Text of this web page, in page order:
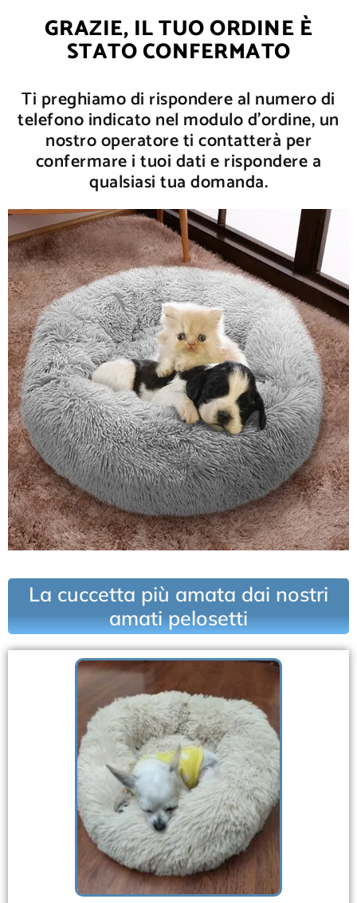
GRAZIE, IL TUO ORDINE È
STATO CONFERMATO
Ti preghiamo di rispondere al numero di
telefono indicato nel modulo d'ordine, un
nostro operatore ti contatterà per
confermare i tuoi dati e rispondere a
qualsiasi tua domanda.
La cuccetta più amata dai nostri
amati pelosetti